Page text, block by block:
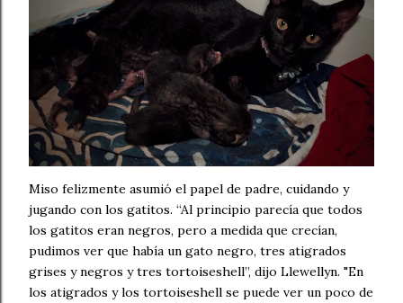
Miso felizmente asumió el papel de padre, cuidando y
jugando con los gatitos. “Al principio parecía que todos
los gatitos eran negros, pero a medida que crecían,
pudimos ver que había un gato negro, tres atigrados
grises y negros y tres tortoiseshell”, dijo Llewellyn. "En
los atigrados y los tortoiseshell se puede ver un poco de